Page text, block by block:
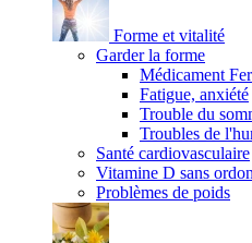
Forme et vitalité
Garder la forme
Médicament Fer
Fatigue, anxiété
Trouble du
Troubles de
Santé cardiovasculaire
Vitamine D sans
Problèmes de poids